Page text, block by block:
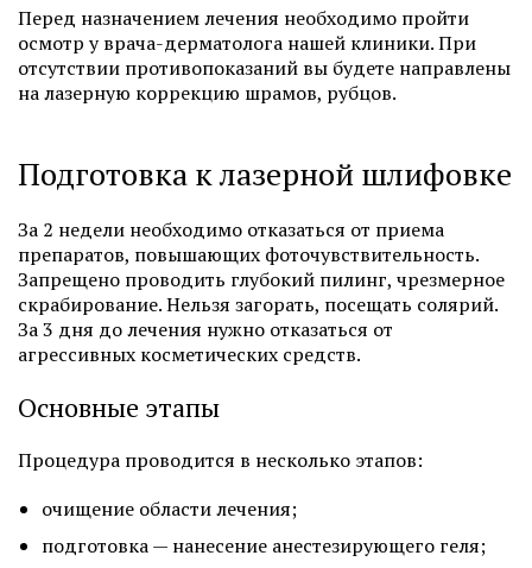
Перед назначением лечения необходимо пройти
осмотр у врача-дерматолога нашей клиники. При
отсутствии противопоказаний вы будете направлены
на лазерную коррекцию шрамов, рубцов.
Подготовка к лазерной шлифовке
За 2 недели необходимо отказаться от приема
препаратов, повышающих фоточувствительность.
Запрещено проводить глубокий пилинг, чрезмерное
скрабирование. Нельзя загорать, посещать солярий.
За 3 дня до лечения нужно отказаться от
агрессивных косметических средств.
Основные этапы
Процедура проводится в несколько этапов:
очищение области лечения;
подготовка — нанесение анестезирующего геля;